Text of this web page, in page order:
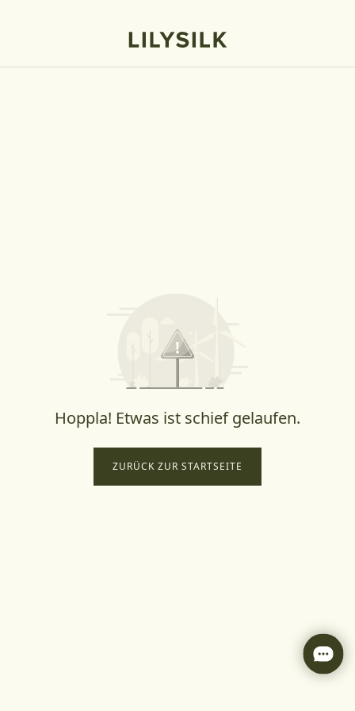
Hoppla! Etwas ist schief gelaufen.
ZURÜCK ZUR STARTSEITE